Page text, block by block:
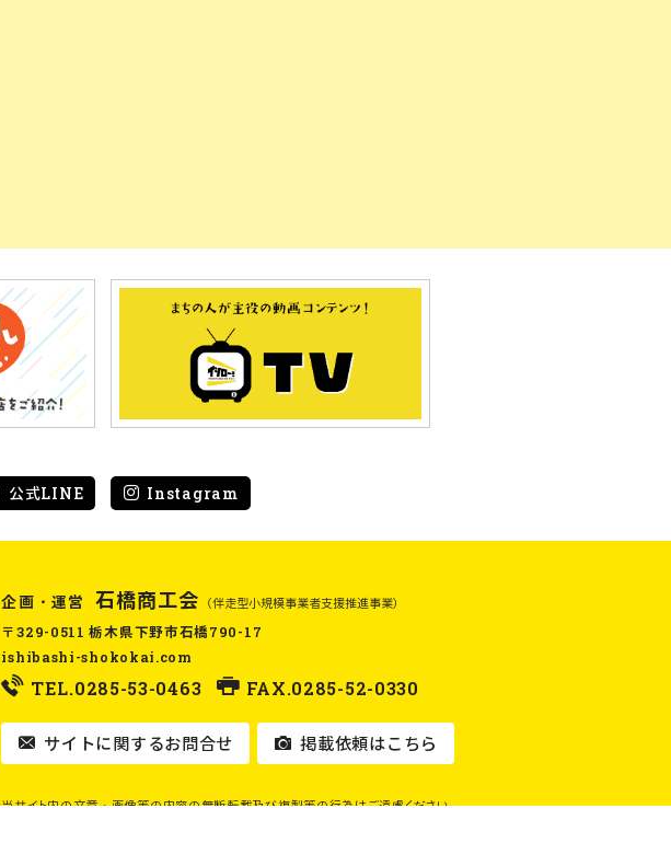
公式LINE Instagram
企画・運営 石橋商工会 （伴走型小規模事業者支援推進事業）
〒329-0511 栃木県下野市石橋790-17
ishibashi-shokokai.com
TEL.0285-53-0463 FAX.0285-52-0330
サイトに関するお問合せ 掲載依頼はこちら
当サイト内の文章・画像等の内容の無断転載及び複製等の行為はご遠慮ください。